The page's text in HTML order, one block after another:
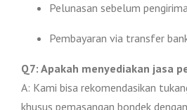
Pelunasan sebelum
Pembayaran via transfer
Q7: Apakah menyediakan jasa
A: Kami bisa rekomendasikan
khusus pemasangan bondek